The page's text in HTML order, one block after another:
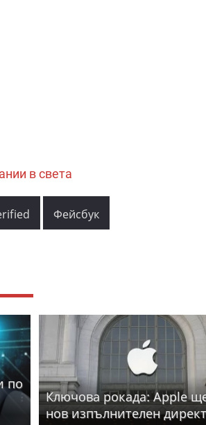
в света
Фейсбук
по
Ключова рокада: Apple
нов изпълнителен